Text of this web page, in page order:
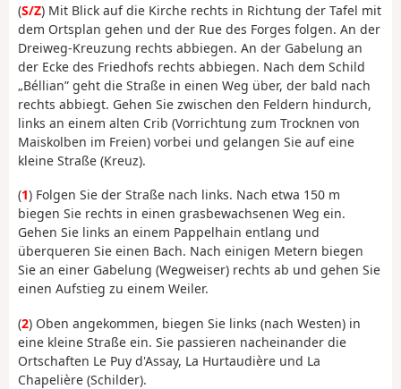
(S/Z) Mit Blick auf die Kirche rechts in Richtung der Tafel mit
dem Ortsplan gehen und der Rue des Forges folgen. An der
Dreiweg-Kreuzung rechts abbiegen. An der Gabelung an
der Ecke des Friedhofs rechts abbiegen. Nach dem Schild
„Béllian” geht die Straße in einen Weg über, der bald nach
rechts abbiegt. Gehen Sie zwischen den Feldern hindurch,
links an einem alten Crib (Vorrichtung zum Trocknen von
Maiskolben im Freien) vorbei und gelangen Sie auf eine
kleine Straße (Kreuz).
(1) Folgen Sie der Straße nach links. Nach etwa 150 m
biegen Sie rechts in einen grasbewachsenen Weg ein.
Gehen Sie links an einem Pappelhain entlang und
überqueren Sie einen Bach. Nach einigen Metern biegen
Sie an einer Gabelung (Wegweiser) rechts ab und gehen Sie
einen Aufstieg zu einem Weiler.
(2) Oben angekommen, biegen Sie links (nach Westen) in
eine kleine Straße ein. Sie passieren nacheinander die
Ortschaften Le Puy d'Assay, La Hurtaudière und La
Chapelière (Schilder).